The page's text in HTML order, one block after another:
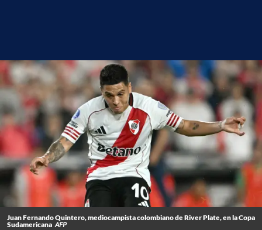
Juan Fernando Quintero, mediocampista colombiano de River Plate, en la Copa
Sudamericana AFP